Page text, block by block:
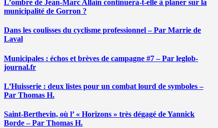
L’ombre de Jean-Marc Allain continuera-t-elle à planer sur la
municipalité de Gorron ?
Dans les coulisses du cyclisme professionnel – Par Marrie de
Laval
Municipales : échos et brèves de campagne #7 – Par leglob-
journal.fr
L’Huisserie : deux listes pour un combat lourd de symboles –
Par Thomas H.
Saint-Berthevin, où l’ « Horizons » très dégagé de Yannick
Borde – Par Thomas H.